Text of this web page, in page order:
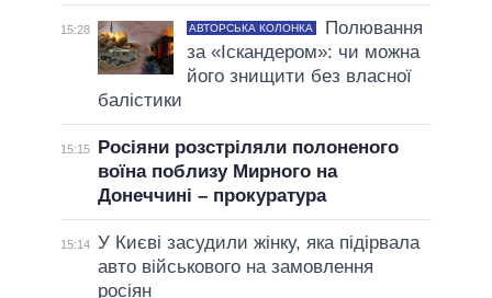
15:28 АВТОРСЬКА КОЛОНКА
Полювання
за «Іскандером»: чи можна
його знищити без власної
балістики
15:15
Росіяни розстріляли полоненого
воїна поблизу Мирного на
Донеччині – прокуратура
15:14 У Києві засудили жінку, яка підірвала
авто військового на замовлення
росіян